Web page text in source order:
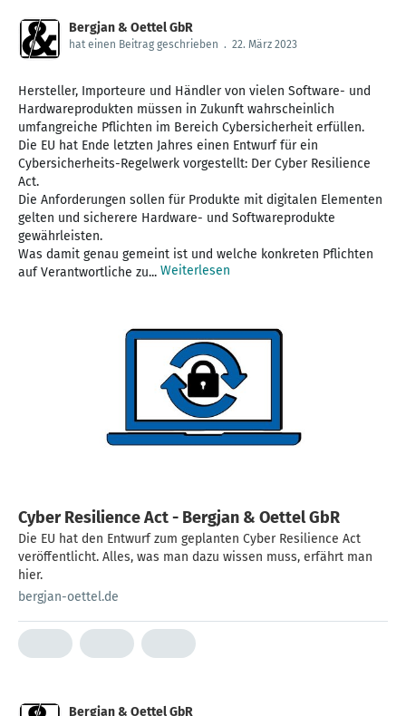
Bergjan & Oettel GbR
hat einen Beitrag geschrieben . 22. März 2023
Hersteller, Importeure und Händler von vielen Software- und
Hardwareprodukten müssen in Zukunft wahrscheinlich
umfangreiche Pflichten im Bereich Cybersicherheit erfüllen.
Die EU hat Ende letzten Jahres einen Entwurf für ein
Cybersicherheits-Regelwerk vorgestellt: Der Cyber Resilience
Act.
Die Anforderungen sollen für Produkte mit digitalen Elementen
gelten und sicherere Hardware- und Softwareprodukte
gewährleisten.
Was damit genau gemeint ist und welche konkreten Pflichten
auf Verantwortliche zu... Weiterlesen
Cyber Resilience Act - Bergjan & Oettel GbR
Die EU hat den Entwurf zum geplanten Cyber Resilience Act
veröffentlicht. Alles, was man dazu wissen muss, erfährt man
hier.
bergjan-oettel.de
Bergjan & Oettel GbR